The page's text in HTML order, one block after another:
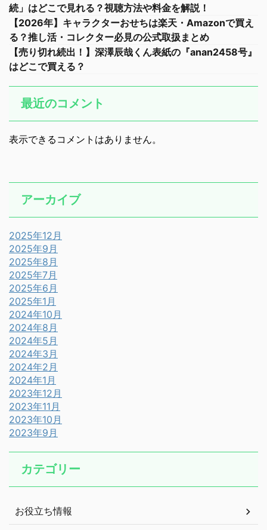
続」はどこで見れる？視聴方法や料金を解説！
【2026年】キャラクターおせちは楽天・Amazonで買え
る？推し活・コレクター必見の公式取扱まとめ
【売り切れ続出！】深澤辰哉くん表紙の『anan2458号』
はどこで買える？
最近のコメント
表示できるコメントはありません。
アーカイブ
2025年12月
2025年9月
2025年8月
2025年7月
2025年6月
2025年1月
2024年10月
2024年8月
2024年5月
2024年3月
2024年2月
2024年1月
2023年12月
2023年11月
2023年10月
2023年9月
カテゴリー
お役立ち情報